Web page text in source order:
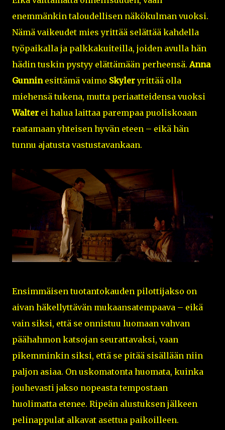
enemmänkin taloudellisen näkökulman vuoksi.
Nämä vaikeudet mies yrittää selättää kahdella
työpaikalla ja palkkakuiteilla, joiden avulla hän
hädin tuskin pystyy elättämään perheensä. Anna
Gunnin esittämä vaimo Skyleryrittää olla
miehensä tukena, mutta periaatteidensa vuoksi
Walter ei halua laittaa parempaa puoliskoaan
raatamaan yhteisen hyvän eteen – eikä hän
tunnu ajatusta vastustavankaan.
Ensimmäisen tuotantokauden pilottijakso on
aivan häkellyttävän mukaansatempaava – eikä
vain siksi, että se onnistuu luomaan vahvan
päähahmon katsojan seurattavaksi, vaan
pikemminkin siksi, että se pitää sisällään niin
paljon asiaa. On uskomatonta huomata, kuinka
jouhevasti jakso nopeasta tempostaan
huolimatta etenee. Ripeän alustuksen jälkeen
pelinappulat alkavat asettua paikoilleen.